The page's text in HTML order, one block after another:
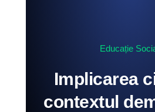
Educație
Implicarea
contextul